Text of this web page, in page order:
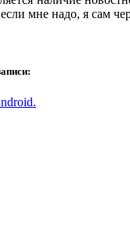
мне надо, я сам